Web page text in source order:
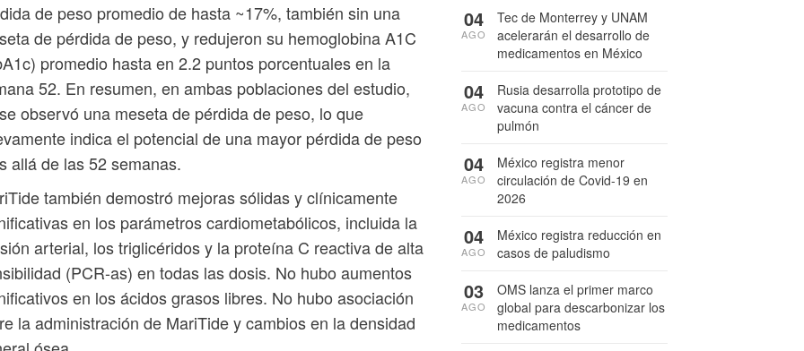
de peso promedio de hasta ~17%, también sin una
de pérdida de peso, y redujeron su hemoglobina A1C
promedio hasta en 2.2 puntos porcentuales en la
52. En resumen, en ambas poblaciones del estudio,
observó una meseta de pérdida de peso, lo que
indica el potencial de una mayor pérdida de peso
allá de las 52 semanas.
también demostró mejoras sólidas y clínicamente
en los parámetros cardiometabólicos, incluida la
arterial, los triglicéridos y la proteína C reactiva de alta
(PCR-as) en todas las dosis. No hubo aumentos
en los ácidos grasos libres. No hubo asociación
la administración de MariTide y cambios en la densidad
Tec de Monterrey y UNAM
acelerarán el desarrollo de
medicamentos en México
04
AGO
Rusia desarrolla prototipo de
vacuna contra el cáncer de
pulmón
04
AGO
México registra menor
circulación de Covid-19 en
2026
04
AGO
México registra reducción en
casos de paludismo
04
AGO
OMS lanza el primer marco
global para descarbonizar los
medicamentos
03
AGO